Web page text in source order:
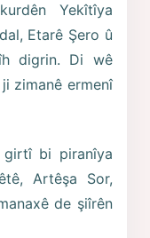
Yekîtîya
Etarê Şero û
digrin. Di wê
zimanê ermenî
bi piranîya
Artêşa Sor,
de şiîrên